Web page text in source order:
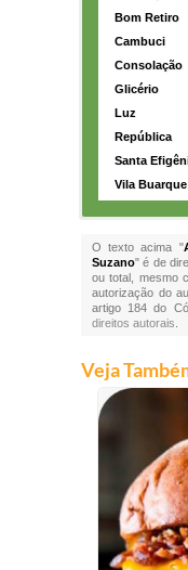
Bom Retiro
Cambuci
Consolação
Glicério
Luz
República
Santa
Vila Buarque
O texto acima "
Suzano" é de
ou total, mesmo
autorização do
artigo 184 do
direitos autorais
Veja